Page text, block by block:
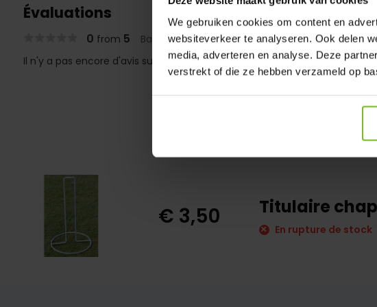
We gebruiken cookies om content en
websiteverkeer te analyseren. Ook delen
media, adverteren en analyse. Deze
verstrekt of die ze hebben verzameld op
Évaluations
0 from 5 Based on 0 reviews
Il n'y a pas encore d'avis sur ce produit..
€ 3,50 Titulaire
En rupture de stock